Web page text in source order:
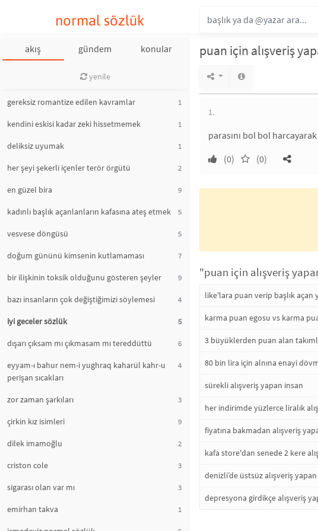
normal sözlük
akış gündem konular
yenile
gereksiz romantize edilen kavramlar 1
kendini eskisi kadar zeki hissetmemek 1
deliksiz uyumak 1
her şeyi şekerli içenler terör örgütü 2
en güzel bira 9
kadınlı başlık açanlanların kafasına ateş etmek 5
vesvese döngüsü 5
doğum gününü kimsenin kutlamaması 7
bir ilişkinin toksik olduğunu gösteren şeyler 9
bazı insanların çok değiştiğimizi söylemesi 4
iyi geceler sözlük 5
dışarı çıksam mı çıkmasam mı tereddüttü 6
eyyam-ı bahur nem-i yughraq kaharül kahr-u
perişan sıcakları
4
zor zaman şarkıları 3
çirkin kız isimleri 9
dilek imamoğlu 2
criston cole 3
sigarası olan var mı 3
emirhan takva 1
puan için alışveriş
1.
parasını bol bol
(0)
(0)
"puan için alışveriş
like'lara puan verip başlık
karma puan egosu vs karma
3 büyüklerden puan alan
80 bin lira için alnına enayi
sürekli alışveriş yapan insan
her indirimde yüzlerce liralık
fiyatına bakmadan alışveriş
kafa store'dan senede 2 kere
denizli’de üstsüz alışveriş
depresyona girdikçe alışveriş